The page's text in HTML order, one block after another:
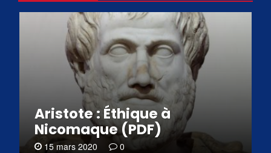
Aristote : Éthique à
Nicomaque (PDF)
15 mars 2020 0